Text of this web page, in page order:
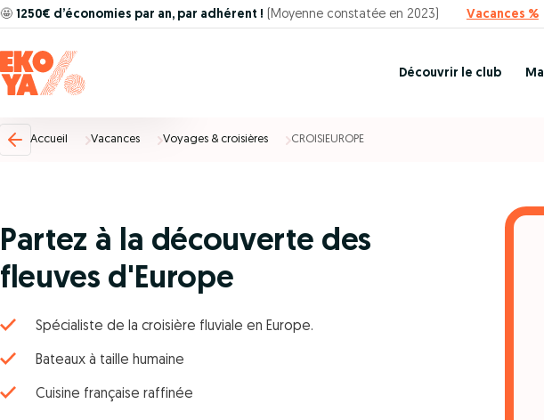
🤩 1250€ d’économies par an, par adhérent ! (Moyenne constatée en 2023) Vacances %
Découvrir le club
Accueil Vacances Voyages & croisières CROISIEUROPE
Partez à la découverte des
fleuves d'Europe
Spécialiste de la croisière fluviale en Europe.
Bateaux à taille humaine
Cuisine française raffinée